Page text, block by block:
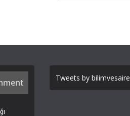
Tweets by bilimvesaire